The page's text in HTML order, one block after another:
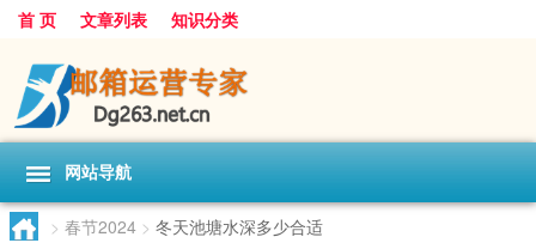
首 页 文章列表 知识分类
网站导航
> 春节2024 > 冬天池塘水深多少合适